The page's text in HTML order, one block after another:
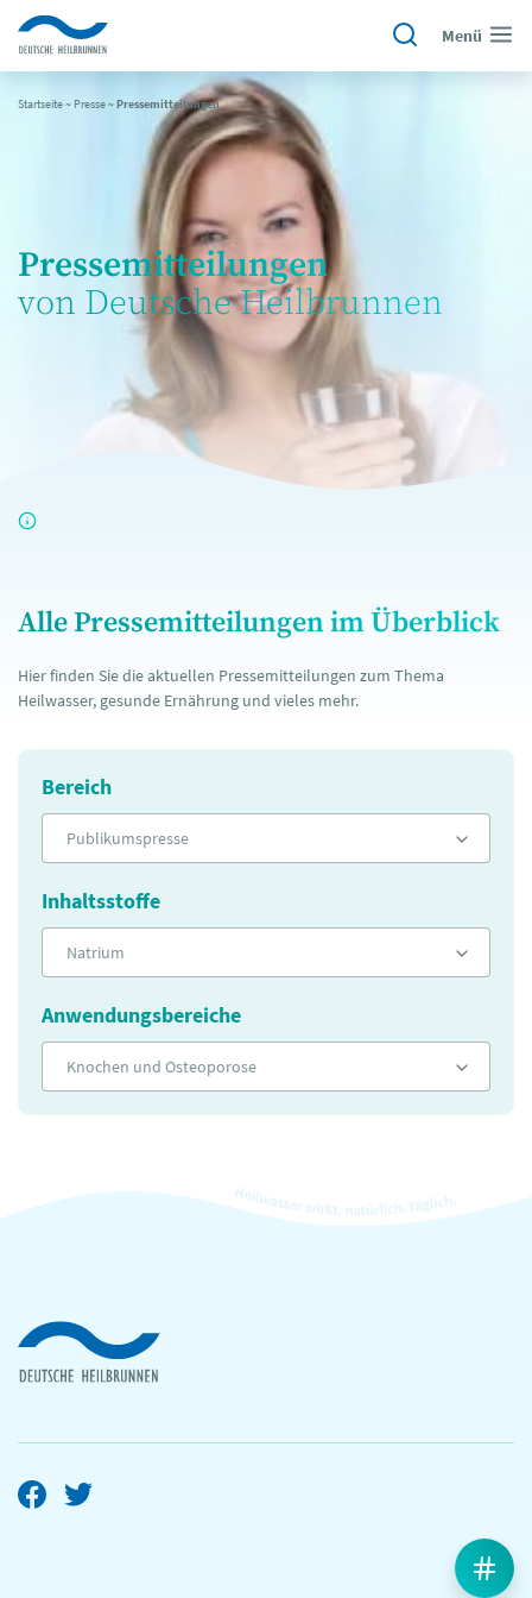
Menü
Startseite~ Presse~Pressemitteilungen
Pressemitteilungen
von Deutsche Heilbrunnen
Alle Pressemitteilungen im Überblick
Hier finden Sie die aktuellen Pressemitteilungen zum Thema
Heilwasser, gesunde Ernährung und vieles mehr.
Bereich
Publikumspresse
Inhaltsstoffe
Natrium
Anwendungsbereiche
Knochen und Osteoporose